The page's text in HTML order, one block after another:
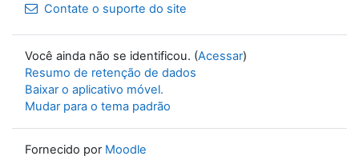
Contate o suporte do site
Você ainda não se identificou. (Acessar)
Resumo de retenção de dados
Baixar o aplicativo móvel.
Mudar para o tema padrão
Fornecido por Moodle